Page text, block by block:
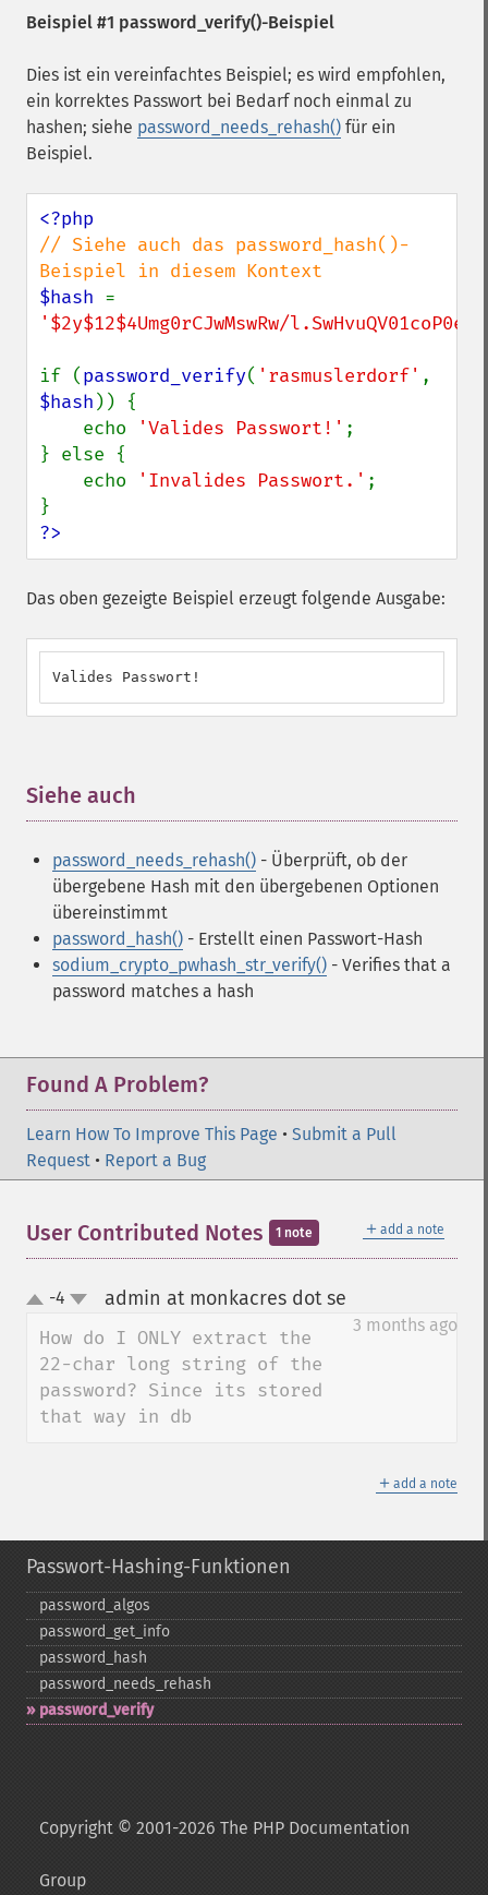
Beispiel #1 password_verify()-Beispiel
Dies ist ein vereinfachtes Beispiel; es wird empfohlen,
ein korrektes Passwort bei Bedarf noch einmal zu
hashen; siehe password_needs_rehash() für ein
Beispiel.
// Siehe auch das password_hash()-
$hash
'$2y$12$4Umg0rCJwMswRw/
if (password_verify( 'rasmuslerdorf'
$hash )) {
    echo
'Valides Passwort!' ;
} else {
    echo
'Invalides Passwort.' ;
?>
Das oben gezeigte Beispiel erzeugt folgende Ausgabe:
Valides Passwort!
Siehe auch
password_needs_rehash() - Überprüft, ob der
übergebene Hash mit den übergebenen Optionen
übereinstimmt
password_hash() - Erstellt einen Passwort-Hash
sodium_crypto_pwhash_str_verify() - Verifies that a
password matches a hash
Found A Problem?
Learn How To Improve This Page • Submit a Pull
Request • Report a Bug
＋ add a note
User Contributed Notes 1 note
up-4 admin at monkacres dot se
3 months ago
How do I ONLY extract the
22-char long string of the
password? Since its stored
that way in db
＋ add a note
Passwort-Hashing-Funktionen
password_​algos
password_​get_​info
password_​hash
password_​needs_​rehash
password_​verify
Copyright © 2001-2026 The PHP Documentation
Group